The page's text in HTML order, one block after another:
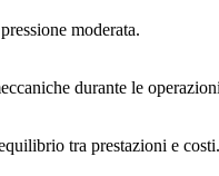
moderata.
durante le
tra prestazioni e costi.